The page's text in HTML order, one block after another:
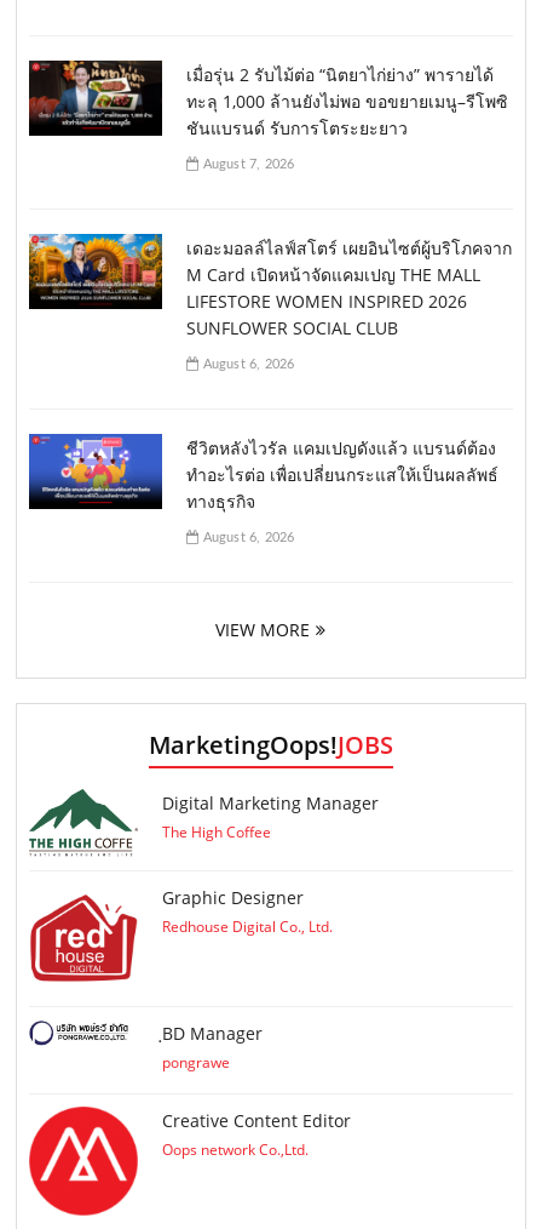
เมื่อรุ่น 2 รับไม้ต่อ “นิตยาไก่ย่าง” พารายได้
ทะลุ 1,000 ล้านยังไม่พอ ขอขยายเมนู–รีโพซิ
ชันแบรนด์ รับการโตระยะยาว
August 7, 2026
เดอะมอลล์ไลฟ์สโตร์ เผยอินไซต์ผู้บริโภคจาก
M Card เปิดหน้าจัดแคมเปญ THE MALL
LIFESTORE WOMEN INSPIRED 2026
SUNFLOWER SOCIAL CLUB
August 6, 2026
ชีวิตหลังไวรัล แคมเปญดังแล้ว แบรนด์ต้อง
ทำอะไรต่อ เพื่อเปลี่ยนกระแสให้เป็นผลลัพธ์
ทางธุรกิจ
August 6, 2026
VIEW MORE
MarketingOops!JOBS
Digital Marketing Manager
The High Coffee
Graphic Designer
Redhouse Digital Co., Ltd.
ฺBD Manager
pongrawe
Creative Content Editor
Oops network Co.,Ltd.